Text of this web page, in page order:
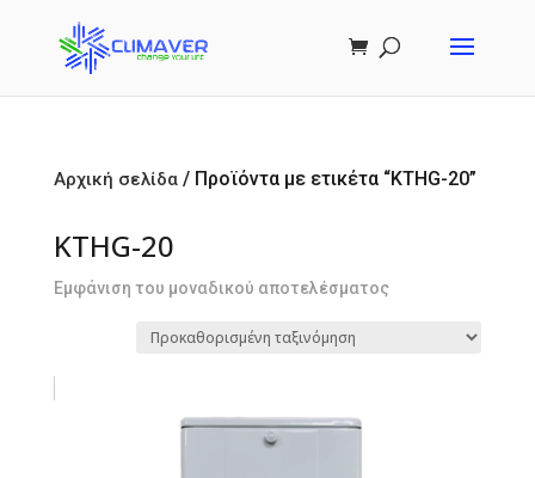
Αρχική σελίδα/ Προϊόντα με ετικέτα “KTHG-20”
KTHG-20
Εμφάνιση του μοναδικού αποτελέσματος